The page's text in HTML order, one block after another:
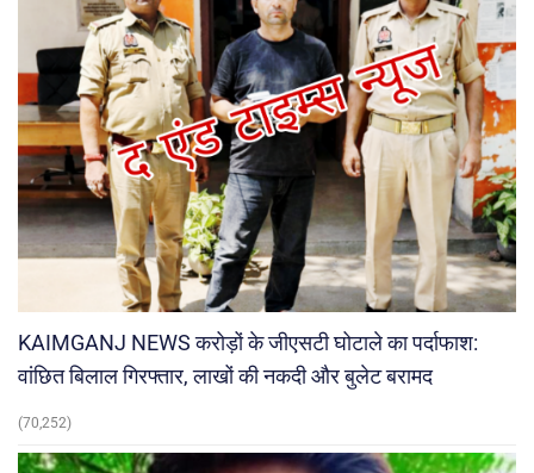
KAIMGANJ NEWS करोड़ों के जीएसटी घोटाले का पर्दाफाश:
वांछित बिलाल गिरफ्तार, लाखों की नकदी और बुलेट बरामद
(70,252)